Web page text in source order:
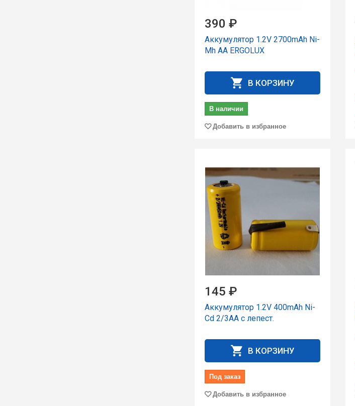
390 ₽
Аккумулятор 1.2V 2700mAh Ni-
Mh AA ERGOLUX
В КОРЗИНУ
В наличии
Добавить в избранное
145 ₽
Аккумулятор 1.2V 400mAh Ni-
Cd 2/3AА с лепест.
В КОРЗИНУ
Под заказ
Добавить в избранное